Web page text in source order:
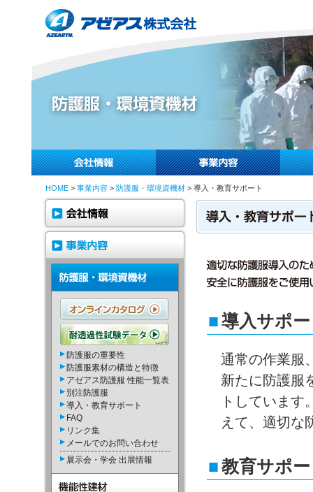
HOME > 事業内容 > 防護服・環境資機材 > 導入・教育サポート
防護服の重要性
防護服素材の構造と特徴
アゼアス防護服 性能一覧表
別注防護服
導入・教育サポート
FAQ
リンク集
メールでのお問い合わせ
展示会・学会 出展情報
■導入サポ
通常の作業服
新たに防護服
トしています
えて、適切な
■教育サポ